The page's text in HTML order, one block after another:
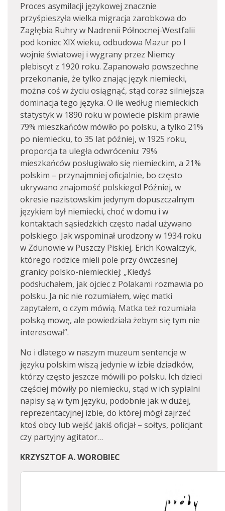
Proces asymilacji językowej znacznie
przyśpieszyła wielka migracja zarobkowa do
Zagłębia Ruhry w Nadrenii Północnej-Westfalii
pod koniec XIX wieku, odbudowa Mazur po I
wojnie światowej i wygrany przez Niemcy
plebiscyt z 1920 roku. Zapanowało powszechne
przekonanie, że tylko znając język niemiecki,
można coś w życiu osiągnąć, stąd coraz silniejsza
dominacja tego języka. O ile według niemieckich
statystyk w 1890 roku w powiecie piskim prawie
79% mieszkańców mówiło po polsku, a tylko 21%
po niemiecku, to 35 lat później, w 1925 roku,
proporcja ta uległa odwróceniu: 79%
mieszkańców posługiwało się niemieckim, a 21%
polskim – przynajmniej oficjalnie, bo często
ukrywano znajomość polskiego! Później, w
okresie nazistowskim jedynym dopuszczalnym
językiem był niemiecki, choć w domu i w
kontaktach sąsiedzkich często nadal używano
polskiego. Jak wspominał urodzony w 1934 roku
w Zdunowie w Puszczy Piskiej, Erich Kowalczyk,
którego rodzice mieli pole przy ówczesnej
granicy polsko-niemieckiej: „Kiedyś
podsłuchałem, jak ojciec z Polakami rozmawia po
polsku. Ja nic nie rozumiałem, więc matki
zapytałem, o czym mówią. Matka też rozumiała
polską mowę, ale powiedziała żebym się tym nie
interesował”.
No i dlatego w naszym muzeum sentencje w
języku polskim wiszą jedynie w izbie dziadków,
którzy często jeszcze mówili po polsku. Ich dzieci
częściej mówiły po niemiecku, stąd w ich sypialni
napisy są w tym języku, podobnie jak w dużej,
reprezentacyjnej izbie, do której mógł zajrzeć
ktoś obcy lub wejść jakiś oficjał – sołtys, policjant
czy partyjny agitator…
KRZYSZTOF A. WOROBIEC